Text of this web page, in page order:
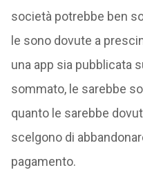
società potrebbe ben
le sono dovute a
una app sia pubblicata
sommato, le sarebbe
quanto le sarebbe
scelgono di
pagamento.